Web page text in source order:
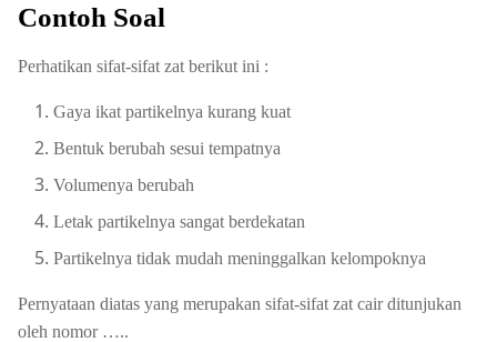
Contoh Soal
Perhatikan sifat-sifat zat berikut ini :
Gaya ikat partikelnya kurang kuat
Bentuk berubah sesui tempatnya
Volumenya berubah
Letak partikelnya sangat berdekatan
Partikelnya tidak mudah meninggalkan kelompoknya
Pernyataan diatas yang merupakan sifat-sifat zat cair ditunjukan
oleh nomor …..